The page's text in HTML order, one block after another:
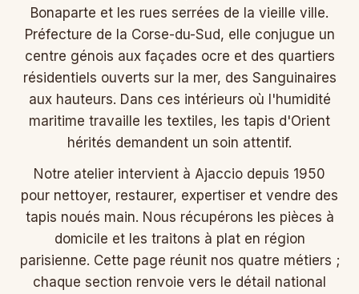
Bonaparte et les rues serrées de la vieille ville.
Préfecture de la Corse-du-Sud, elle conjugue un
centre génois aux façades ocre et des quartiers
résidentiels ouverts sur la mer, des Sanguinaires
aux hauteurs. Dans ces intérieurs où l'humidité
maritime travaille les textiles, les tapis d'Orient
hérités demandent un soin attentif.
Notre atelier intervient à Ajaccio depuis 1950
pour nettoyer, restaurer, expertiser et vendre des
tapis noués main. Nous récupérons les pièces à
domicile et les traitons à plat en région
parisienne. Cette page réunit nos quatre métiers ;
chaque section renvoie vers le détail national